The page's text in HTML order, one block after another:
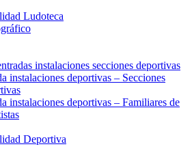
Ludoteca
instalaciones secciones deportivas
instalaciones deportivas – Secciones
instalaciones deportivas – Familiares de
Deportiva